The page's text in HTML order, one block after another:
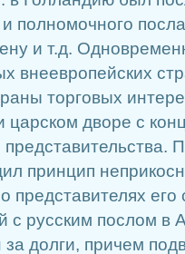
полномочного
и т.д.
внеевропейских
торговых
дворе с
принцип
представителях
с русским послом
долги, причем